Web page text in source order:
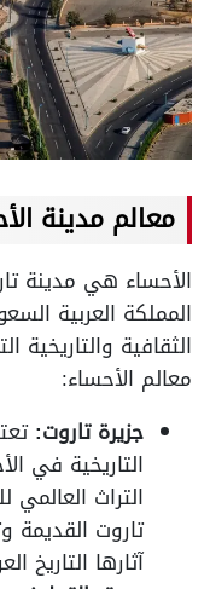
معالم مدينة
الأحساء هي مدينة
المملكة العربية
الثقافية والتاريخية
معالم الأحساء:
جزيرة تاروت:
التاريخية في
التراث
تاروت
آثارها التاريخ